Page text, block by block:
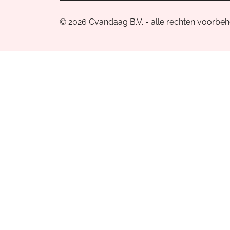
© 2026 Cvandaag B.V. - alle rechten